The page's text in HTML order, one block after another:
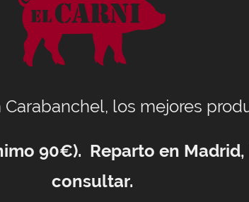
los mejores
90€). Reparto en Madrid,
consultar.